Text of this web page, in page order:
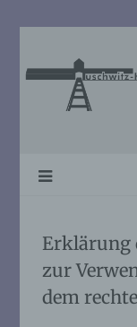
Erklärung
zur
dem